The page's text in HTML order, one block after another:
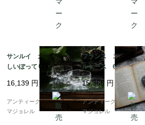
サンルイ カットが美
しいぽってりとしたカ
スタードグラス 6863
16,139 円
アンティークギャラリー
マジョレル
フランス エタンのピ
ルケース 6807
15,366 円
アンティークギャラリー
マジョレル